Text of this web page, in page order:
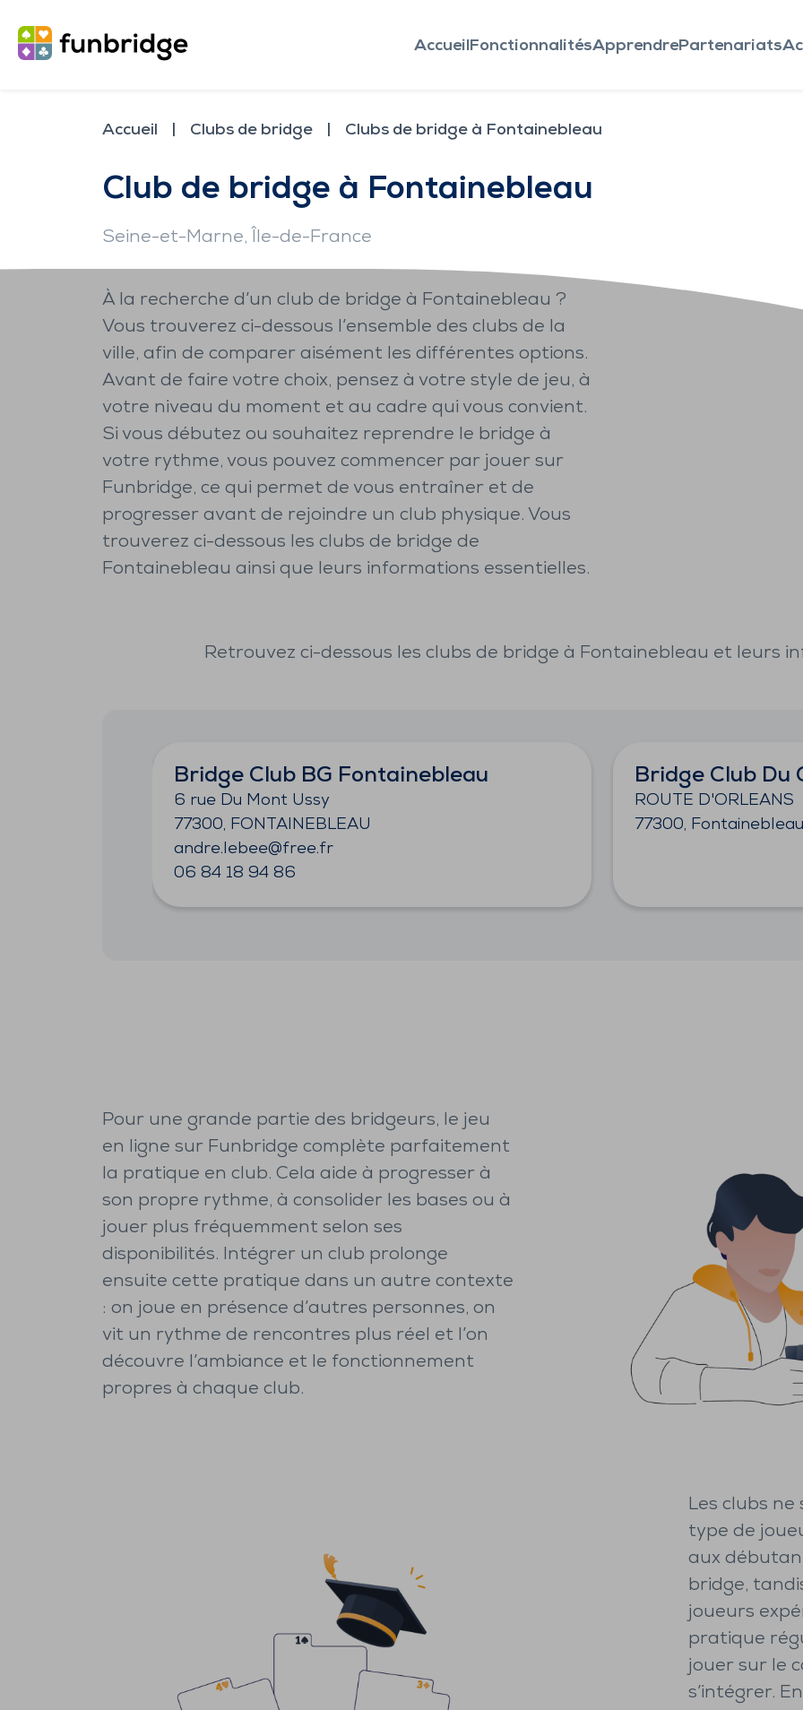
AccueilFonctionnalitésApprendrePartenariats
Accueil Clubs de bridge Clubs de bridge à Fontainebleau
Club de bridge à Fontainebleau
Seine-et-Marne, Île-de-France
À la recherche d’un club de bridge à Fontainebleau ?
Vous trouverez ci-dessous l’ensemble des clubs de la
ville, afin de comparer aisément les différentes options.
Avant de faire votre choix, pensez à votre style de jeu, à
votre niveau du moment et au cadre qui vous convient.
Si vous débutez ou souhaitez reprendre le bridge à
votre rythme, vous pouvez commencer par jouer sur
Funbridge, ce qui permet de vous entraîner et de
progresser avant de rejoindre un club physique. Vous
trouverez ci-dessous les clubs de bridge de
Fontainebleau ainsi que leurs informations essentielles.
Retrouvez ci-dessous les clubs de bridge à Fontainebleau et leurs
Bridge Club BG Fontainebleau
6 rue Du Mont Ussy
77300, FONTAINEBLEAU
andre.lebee@free.fr
06 84 18 94 86
Bridge Club Du
ROUTE D'ORLEANS
77300, Fontainebleau
Pour une grande partie des bridgeurs, le jeu
en ligne sur Funbridge complète parfaitement
la pratique en club. Cela aide à progresser à
son propre rythme, à consolider les bases ou à
jouer plus fréquemment selon ses
disponibilités. Intégrer un club prolonge
ensuite cette pratique dans un autre contexte
: on joue en présence d’autres personnes, on
vit un rythme de rencontres plus réel et l’on
découvre l’ambiance et le fonctionnement
propres à chaque club.
Les clubs ne
type de
aux
bridge,
joueurs
pratique
jouer sur le
s’intégrer.